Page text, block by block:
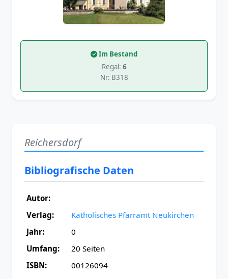
Im Bestand
Regal: 6
Nr: B318
Reichersdorf
Bibliografische Daten
Autor:
Verlag:
Katholisches Pfarramt Neukirchen
Jahr:
0
Umfang:
20 Seiten
ISBN:
00126094